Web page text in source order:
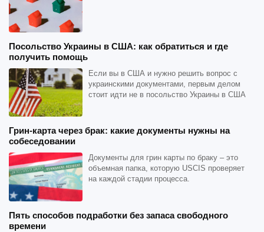
Посольство Украины в США: как обратиться и где
получить помощь
Если вы в США и нужно решить вопрос с
украинскими документами, первым делом
стоит идти не в посольство Украины в США
Грин-карта через брак: какие документы нужны на
собеседовании
Документы для грин карты по браку – это
объемная папка, которую USCIS проверяет
на каждой стадии процесса.
Пять способов подработки без запаса свободного
времени